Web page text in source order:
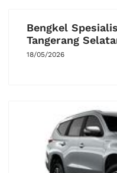
Bengkel
Tangerang
18/05/2026